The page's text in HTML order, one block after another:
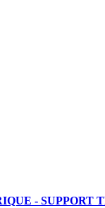
- SUPPORT